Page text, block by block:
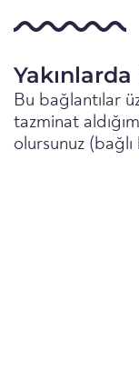
Bu bağlantılar
tazminat
olursunuz (bağlı